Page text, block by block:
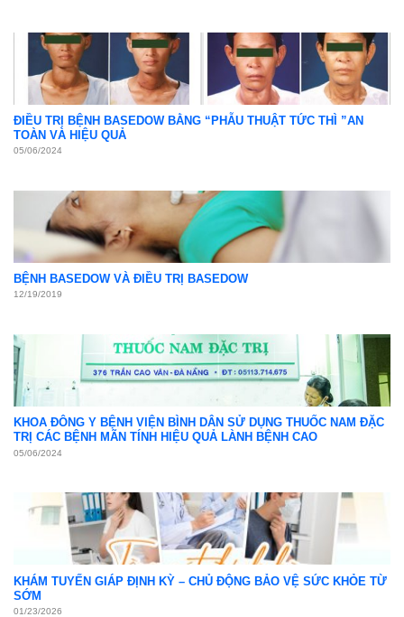
ĐIỀU TRỊ BỆNH BASEDOW BẰNG “PHẪU THUẬT TỨC THÌ ”AN
TOÀN VÀ HIỆU QUẢ
05/06/2024
BỆNH BASEDOW VÀ ĐIỀU TRỊ BASEDOW
12/19/2019
KHOA ĐÔNG Y BỆNH VIỆN BÌNH DÂN SỬ DỤNG THUỐC NAM ĐẶC
TRỊ CÁC BỆNH MÃN TÍNH HIỆU QUẢ LÀNH BỆNH CAO
05/06/2024
KHÁM TUYẾN GIÁP ĐỊNH KỲ – CHỦ ĐỘNG BẢO VỆ SỨC KHỎE TỪ
SỚM
01/23/2026